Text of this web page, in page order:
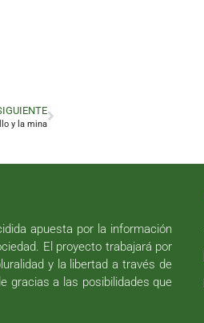
y la mina
apuesta por la información
El proyecto trabajará por
y la libertad a través de
gracias a las posibilidades que